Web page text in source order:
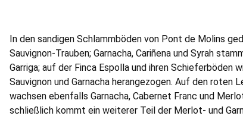
In den sandigen Schlammböden von Pont de Molins
Sauvignon-Trauben; Garnacha, Cariñena und Syrah
Garriga; auf der Finca Espolla und ihren Schieferböden
Sauvignon und Garnacha herangezogen. Auf den roten
wachsen ebenfalls Garnacha, Cabernet Franc und
schließlich kommt ein weiterer Teil der Merlot- und